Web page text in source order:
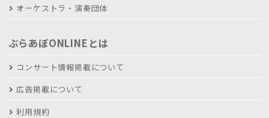
オーケストラ・演奏団体
ぶらあぼONLINEとは
コンサート情報掲載について
広告掲載について
利用規約